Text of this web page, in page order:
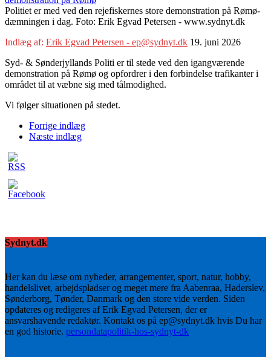
Politiet er med ved den rejefiskernes store demonstration på Rømø-
dæmningen i dag. Foto: Erik Egvad Petersen - www.sydnyt.dk
Indlæg af: Erik Egvad Petersen - ep@sydnyt.dk 19. juni 2026
Syd- & Sønderjyllands Politi er til stede ved den igangværende
demonstration på Rømø og opfordrer i den forbindelse trafikanter i
området til at væbne sig med tålmodighed.
Vi følger situationen på stedet.
Forrige indlæg
Næste indlæg
Sydnyt.dk
Her kan du læse om nyheder, arrangementer, sport, natur, hobby,
handelslivet, arbejdspladser og meget mere fra Aabenraa, Haderslev,
Sønderborg, Tønder, Danmark og den store vide verden. Siden
opdateres og redigeres af Erik Egvad Petersen, der er
ansvarshavende redaktør. Kontakt os på ep@sydnyt.dk hvis Du har
en god historie. persondatapolitik-hos-sydnyt-dk